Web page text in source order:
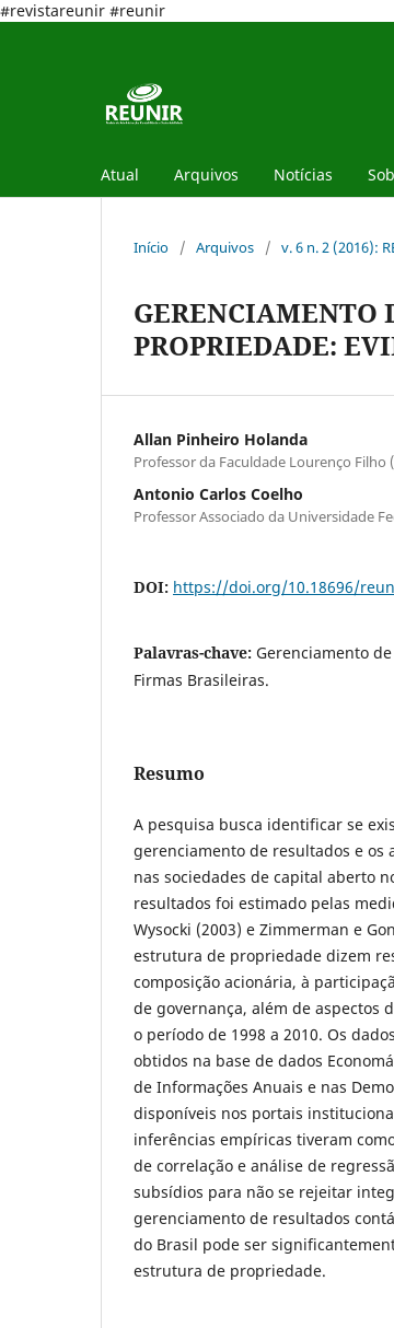
#revistareunir #reunir
Atual Arquivos Notícias
Início / Arquivos / v. 6 n. 2 (2016):
GERENCIAMENTO
PROPRIEDADE:
Allan Pinheiro Holanda
Professor da Faculdade Lourenço Filho
Antonio Carlos Coelho
Professor Associado da Universidade
DOI: https://doi.org/10.18696/
Palavras-chave: Gerenciamento
Firmas Brasileiras.
Resumo
A pesquisa busca identificar se
gerenciamento de resultados e
nas sociedades de capital aberto
resultados foi estimado pelas
Wysocki (2003) e Zimmerman e
estrutura de propriedade dizem
composição acionária, à
de governança, além de aspectos
o período de 1998 a 2010. Os
obtidos na base de dados
de Informações Anuais e nas
disponíveis nos portais
inferências empíricas tiveram
de correlação e análise de
subsídios para não se rejeitar
gerenciamento de resultados
do Brasil pode ser
estrutura de propriedade.